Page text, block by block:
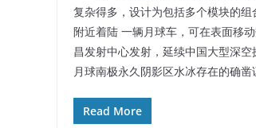
复杂得多，设计为包括多个模块的
附近着陆 一辆月球车，可在表面移
昌发射中心发射，延续中国大型深
月球南极永久阴影区水冰存在的确
Read More